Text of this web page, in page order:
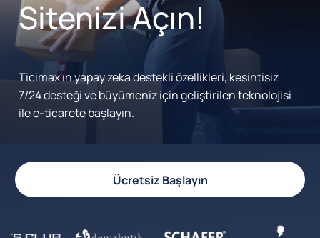
Sitenizi Açın!
Ticimax'ın yapay zeka destekli özellikleri, kesintisiz
7/24 desteği ve büyümeniz için geliştirilen teknolojisi
ile e-ticarete başlayın.
Ücretsiz Başlayın